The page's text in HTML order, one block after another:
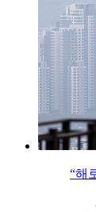
“해